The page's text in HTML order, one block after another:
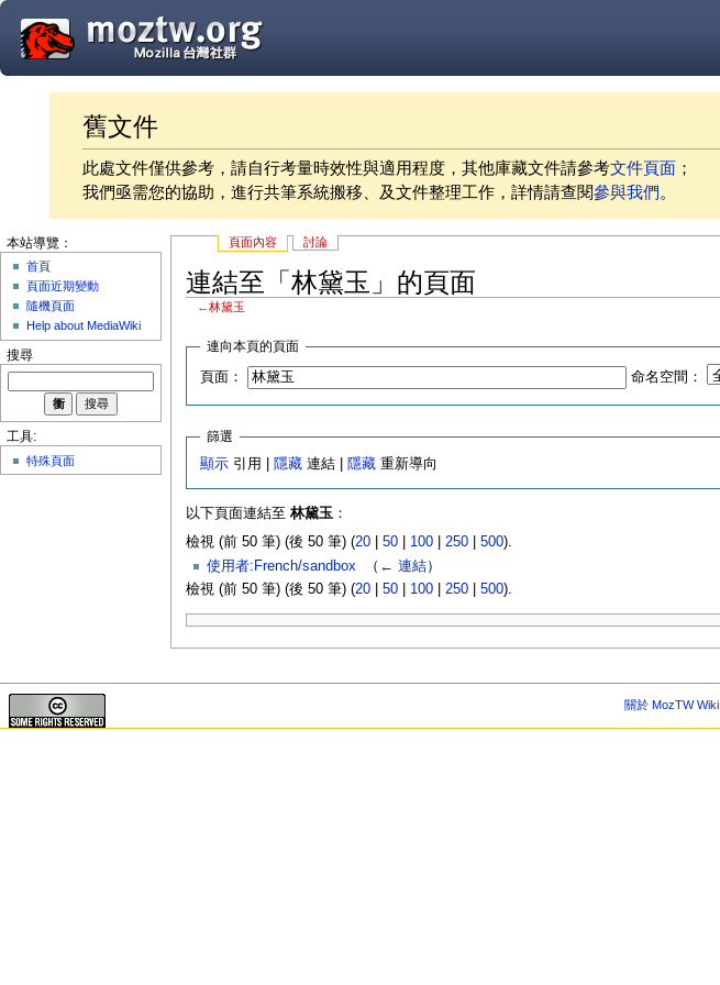
舊文件
此處文件僅供參考，請自行考量時效性與適用程度，其他庫藏文件請參考文件頁面 ；
我們亟需您的協助，進行共筆系統搬移、及文件整理工作，詳情請查閱參與我們。
頁面內容 討論
連結至「林黛玉」的頁面
←林黛玉
連向本頁的頁面
頁面： 命名空間：
篩選
顯示 引用 | 隱藏 連結 | 隱藏 重新導向
以下頁面連結至 林黛玉：
檢視 (前 50 筆) (後 50 筆) (20| 50| 100| 250| 500).
使用者:French/sandbox‎ （ ← 連結）
檢視 (前 50 筆) (後 50 筆) (20| 50| 100| 250| 500).
本站導覽：
首頁
頁面近期變動
隨機頁面
Help about MediaWiki
搜尋
工具:
特殊頁面
關於 MozTW Wiki